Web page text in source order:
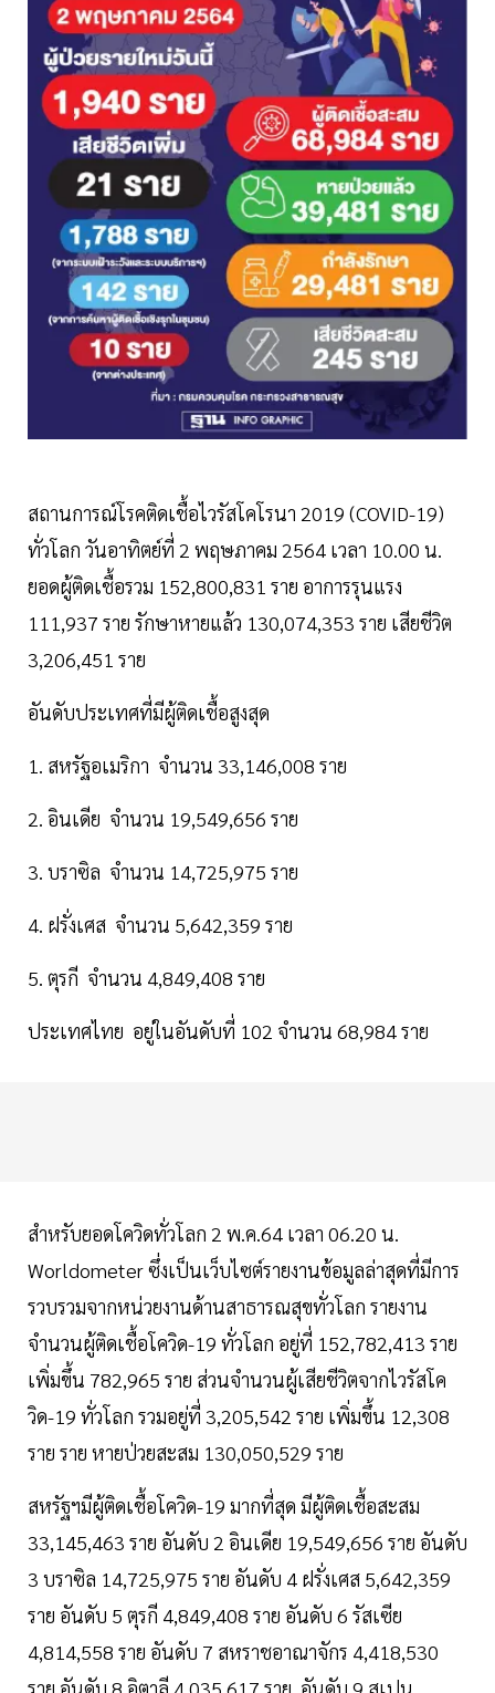
สถานการณ์โรคติดเชื้อไวรัสโคโรนา 2019 (COVID-19)
ทั่วโลก วันอาทิตย์ที่ 2 พฤษภาคม 2564 เวลา 10.00 น.
ยอดผู้ติดเชื้อรวม 152,800,831 ราย อาการรุนแรง
111,937 ราย รักษาหายแล้ว 130,074,353 ราย เสียชีวิต
3,206,451 ราย
อันดับประเทศที่มีผู้ติดเชื้อสูงสุด
1. สหรัฐอเมริกา จำนวน 33,146,008 ราย
2. อินเดีย จำนวน 19,549,656 ราย
3. บราซิล จำนวน 14,725,975 ราย
4. ฝรั่งเศส จำนวน 5,642,359 ราย
5. ตุรกี จำนวน 4,849,408 ราย
ประเทศไทย อยู่ในอันดับที่ 102 จำนวน 68,984 ราย
สำหรับยอดโควิดทั่วโลก 2 พ.ค.64 เวลา 06.20 น.
Worldometer ซึ่งเป็นเว็บไซต์รายงานข้อมูลล่าสุดที่มีการ
รวบรวมจากหน่วยงานด้านสาธารณสุขทั่วโลก รายงาน
จำนวนผู้ติดเชื้อโควิด-19 ทั่วโลก อยู่ที่ 152,782,413 ราย
เพิ่มขึ้น 782,965 ราย ส่วนจำนวนผู้เสียชีวิตจากไวรัสโค
วิด-19 ทั่วโลก รวมอยู่ที่ 3,205,542 ราย เพิ่มขึ้น 12,308
ราย ราย หายป่วยสะสม 130,050,529 ราย
สหรัฐฯมีผู้ติดเชื้อโควิด-19 มากที่สุด มีผู้ติดเชื้อสะสม
33,145,463 ราย อันดับ 2 อินเดีย 19,549,656 ราย อันดับ
3 บราซิล 14,725,975 ราย อันดับ 4 ฝรั่งเศส 5,642,359
ราย อันดับ 5 ตุรกี 4,849,408 ราย อันดับ 6 รัสเซีย
4,814,558 ราย อันดับ 7 สหราชอาณาจักร 4,418,530